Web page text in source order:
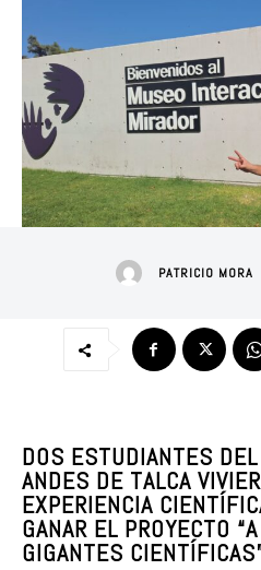
PATRICIO MORA
DOS ESTUDIANTES
ANDES DE TALCA
EXPERIENCIA
GANAR EL PROYECTO
GIGANTES